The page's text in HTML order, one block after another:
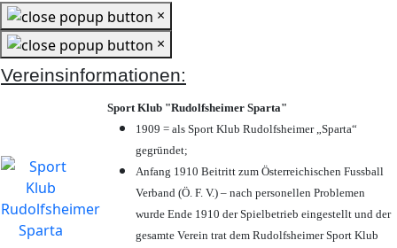
×
×
Vereinsinformationen:
Sport Klub "Rudolfsheimer Sparta"
1909 = als Sport Klub Rudolfsheimer „Sparta“
gegründet;
Anfang 1910 Beitritt zum Österreichischen Fussball
Verband (Ö. F. V.) – nach personellen Problemen
wurde Ende 1910 der Spielbetrieb eingestellt und der
gesamte Verein trat dem Rudolfsheimer Sport Klub